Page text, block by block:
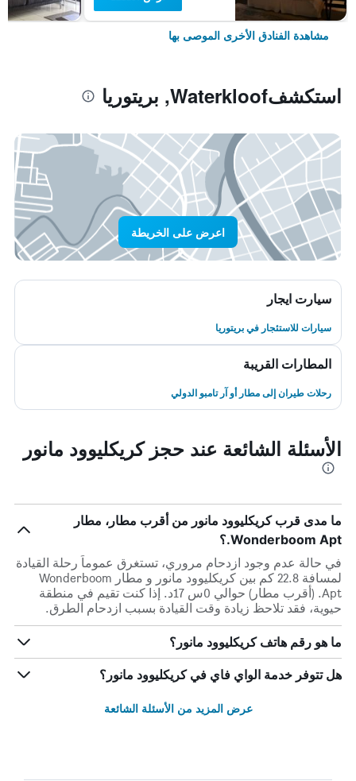
مشاهدة الفنادق الأخرى الموصى بها
استكشفWaterkloof, بريتوريا
اعرض على الخريطة
سيارت ايجار
سيارات للاستئجار في بريتوريا
المطارات القريبة
رحلات طيران إلى مطار أو آر تامبو الدولي
الأسئلة الشائعة عند حجز كريكليوود مانور
ما مدى قرب كريكليوود مانور من أقرب مطار، مطار
Wonderboom Apt.؟
في حالة عدم وجود ازدحام مروري، تستغرق عموماً رحلة القيادة
لمسافة 22.8 كم بين كريكليوود مانور و مطار Wonderboom
Apt. (أقرب مطار) حوالي 0س 17د. إذا كنت تقيم في منطقة
حيوية، فقد تلاحظ زيادة وقت القيادة بسبب ازدحام الطرق.
ما هو رقم هاتف كريكليوود مانور؟
هل تتوفر خدمة الواي فاي في كريكليوود مانور؟
عرض المزيد من الأسئلة الشائعة